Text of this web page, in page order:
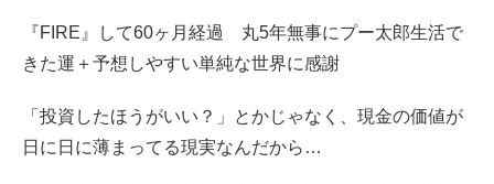
『FIRE』して60ヶ月経過 丸5年無事にプー太郎生活で
きた運＋予想しやすい単純な世界に感謝
「投資したほうがいい？」とかじゃなく、現金の価値が
日に日に薄まってる現実なんだから…